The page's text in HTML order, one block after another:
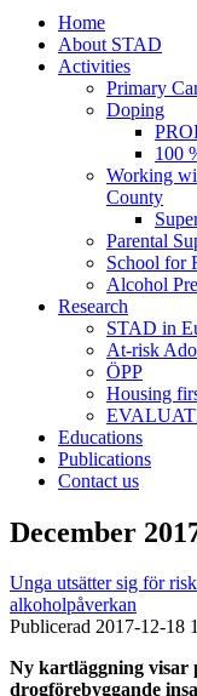
Home
About STAD
Activities
Primary
Doping
100
Working
County
Parental
School for
Alcohol
Research
STAD in
At-risk
ÖPP
Housing
Educations
Publications
Contact us
December
Unga utsätter sig för
alkoholpåverkan
Publicerad 2017-12-18
Ny kartläggning visar
drogförebyggande